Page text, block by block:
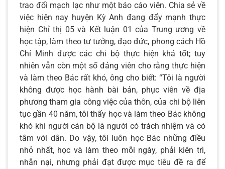
trao đổi mạch lạc như một báo cáo viên. Chia sẻ về
việc hiện nay huyện Kỳ Anh đang đẩy mạnh thực
hiện Chỉ thị 05 và Kết luận 01 của Trung ương về
học tập, làm theo tư tưởng, đạo đức, phong cách Hồ
Chí Minh được các chi bộ thực hiện khá tốt; tuy
nhiên vẫn còn một số đảng viên cho rằng thực hiện
và làm theo Bác rất khó, ông cho biết: “Tôi là người
không được học hành bài bản, phục viên về địa
phương tham gia công việc của thôn, của chi bộ liên
tục gần 40 năm, tôi thấy học và làm theo Bác không
khó khi người cán bộ là người có trách nhiệm và có
tâm với dân. Do vậy, tôi luôn học Bác những điều
nhỏ nhất, học và làm theo mỗi ngày, phải kiên trì,
nhẫn nại, nhưng phải đạt được mục tiêu đề ra để